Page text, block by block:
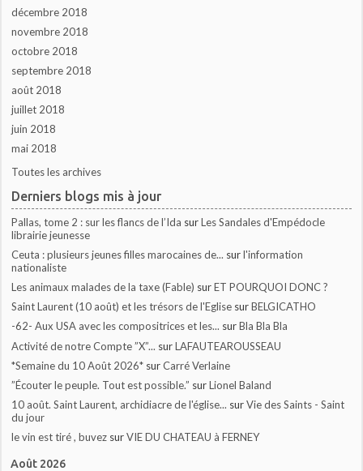
décembre 2018
novembre 2018
octobre 2018
septembre 2018
août 2018
juillet 2018
juin 2018
mai 2018
Toutes les archives
Derniers blogs mis à jour
Pallas, tome 2 : sur les flancs de l’Ida surLes Sandales d'Empédocle
librairie jeunesse
Ceuta : plusieurs jeunes filles marocaines de... surl'information
nationaliste
Les animaux malades de la taxe (Fable) surET POURQUOI DONC ?
Saint Laurent (10 août) et les trésors de l'Eglise surBELGICATHO
-62- Aux USA avec les compositrices et les... surBla Bla Bla
Activité de notre Compte ”X”... surLAFAUTEAROUSSEAU
*Semaine du 10 Août 2026* surCarré Verlaine
”Écouter le peuple. Tout est possible.” surLionel Baland
10 août. Saint Laurent, archidiacre de l'église... surVie des Saints - Saint
du jour
le vin est tiré , buvez surVIE DU CHATEAU à FERNEY
Août 2026